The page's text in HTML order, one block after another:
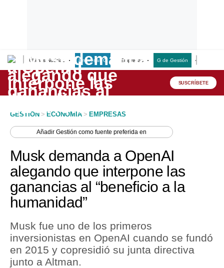
Últimas Noticias Empresas G Empresas G de Gestión
Lo último
Peru Quiosco
Economía
Mercados
Perú
Política
Tu Dinero
Finanzas Personales
SUSCRÍBETE
GESTION > ECONOMIA > EMPRESAS
AñadirGestión como fuente preferida en
Musk demanda a OpenAI
alegando que interpone las
ganancias al “beneficio a la
humanidad”
Musk fue uno de los primeros
inversionistas en OpenAI cuando se fundó
en 2015 y copresidió su junta directiva
junto a Altman.